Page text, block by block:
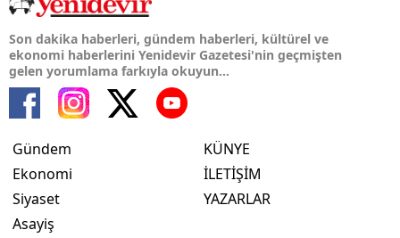
Son dakika haberleri, gündem haberleri, kültürel ve
ekonomi haberlerini Yenidevir Gazetesi'nin geçmişten
gelen yorumlama farkıyla okuyun...
Gündem
Ekonomi
Siyaset
Asayiş
KÜNYE
İLETİŞİM
YAZARLAR